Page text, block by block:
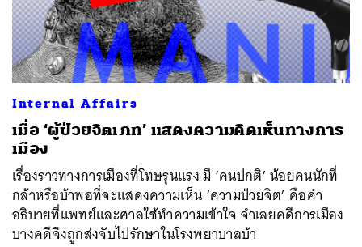
Internal Affairs
เมื่อ ‘ผู้ป่วยจิตเภท’ แสดงความคิดเห็นทางการ
เมือง
เรื่องราวทางการเมืองที่โทษรุนแรง มี ‘คนปกติ’ น้อยคนนักที่
กล้าหรือบ้าพอที่จะแสดงความเห็น ‘ความป่วยจิต’ คือคำ
อธิบายที่แพทย์และศาลใช้ทำความเข้าใจ จำเลยคดีการเมือง
บางคดีจึงถูกส่งจับไปรักษาในโรงพยาบาลบ้า